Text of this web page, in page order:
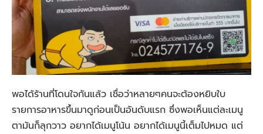
พอได้ร้านที่โดนใจกันแล้ว เชื่อว่าหลายๆคนจะต้องหยิบใบ
รายการอาหารขึ้นมาดูก่อนเป็นอันดับแรก ซึ่งพอเห็นแต่ละเมนู
ตามันก็ลุกวาว อยากได้เมนูโน้น อยากได้เมนูนี้เต็มไปหมด แต่